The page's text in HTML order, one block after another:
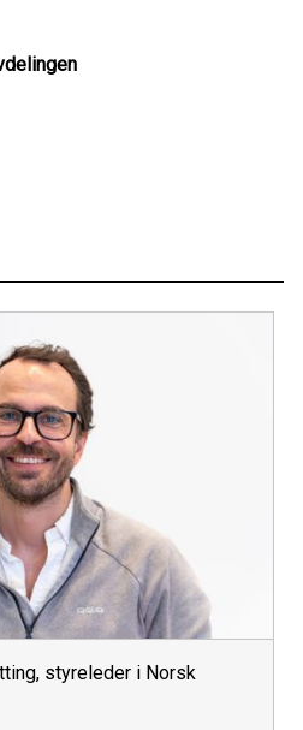
styreleder i Norsk